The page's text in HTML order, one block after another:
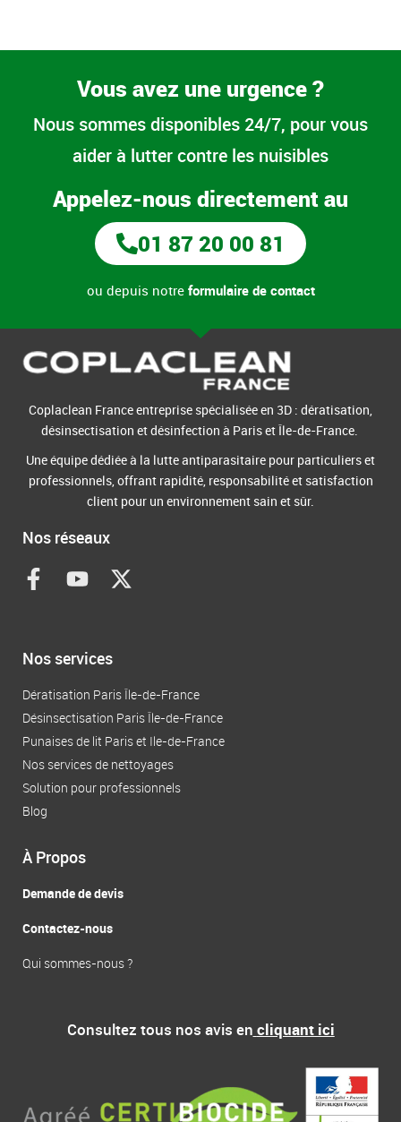
Vous avez une urgence ?
Nous sommes disponibles 24/7, pour vous
aider à lutter contre les nuisibles
Appelez-nous directement au
01 87 20 00 81
ou depuis notre formulaire de contact
Coplaclean France entreprise spécialisée en 3D : dératisation,
désinsectisation et désinfection à Paris et Île-de-France.
Une équipe dédiée à la lutte antiparasitaire pour particuliers et
professionnels, offrant rapidité, responsabilité et satisfaction
client pour un environnement sain et sûr.
Nos réseaux
F
a
b
o
k
-
f
o
u
e
X
-
t
e
r
Nos services
Dératisation Paris Île-de-France
Désinsectisation Paris Île-de-France
Punaises de lit Paris et Ile-de-France
Nos services de nettoyages
Solution pour professionnels
Blog
À Propos
Demande de devis
Contactez-nous
Qui sommes-nous ?
Consultez tous nos avis en cliquant ici